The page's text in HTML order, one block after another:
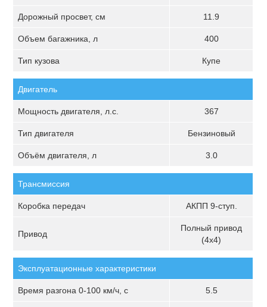
Дорожный просвет, см 11.9
Объем багажника, л 400
Тип кузова Купе
Двигатель
Мощность двигателя, л.с. 367
Тип двигателя Бензиновый
Объём двигателя, л 3.0
Трансмиссия
Коробка передач АКПП 9-ступ.
Привод
Полный привод
(4х4)
Эксплуатационные характеристики
Время разгона 0-100 км/ч, с 5.5